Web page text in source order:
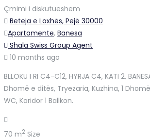
Çmimi i diskutueshem
Beteja e Loxhës, Pejë 30000
Apartamente, Banesa
Shala Swiss Group Agent
10 months ago
BLLOKU I RI C4-C12, HYRJA C4, KATI 2,
Dhomë e ditës, Tryezaria, Kuzhina, 1 Dhomë
WC, Koridor 1 Ballkon.
70 m2 Size